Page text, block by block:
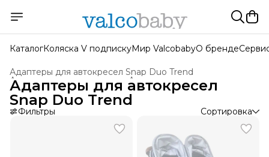
КаталогКоляска V подпискуМир ValcobabyО бренде
Адаптеры для автокресел Snap Duo Trend
Адаптеры для автокресел
Аксессуары для колясок ›
Главная ›
Адаптеры для автокресел
Snap Duo Trend
Фильтры Сортировка